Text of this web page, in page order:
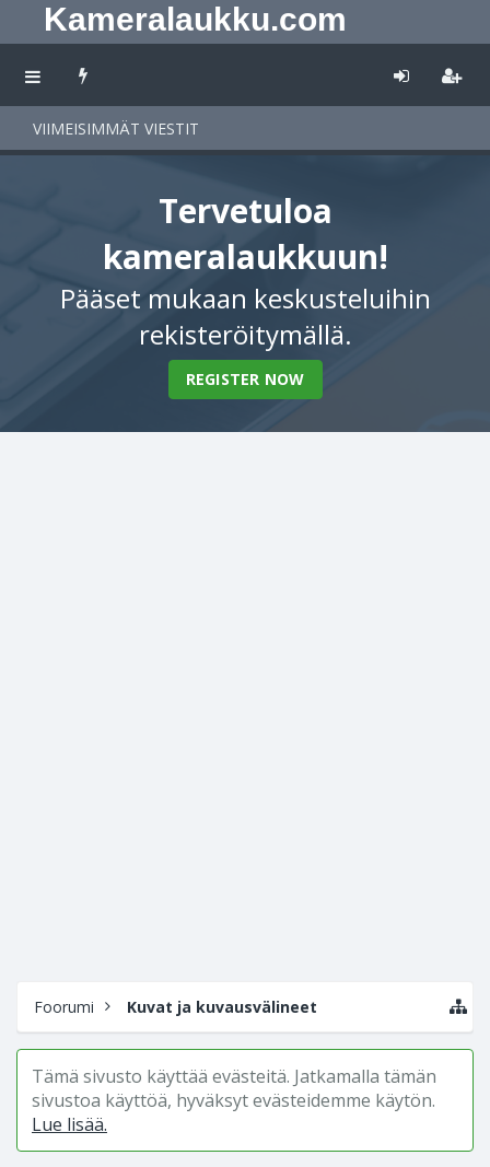
Kameralaukku.com
VIIMEISIMMÄT VIESTIT
Tervetuloa
kameralaukkuun!
Pääset mukaan keskusteluihin
rekisteröitymällä.
REGISTER NOW
Foorumi Kuvat ja kuvausvälineet
Tämä sivusto käyttää evästeitä. Jatkamalla tämän
sivustoa käyttöä, hyväksyt evästeidemme käytön.
Lue lisää.